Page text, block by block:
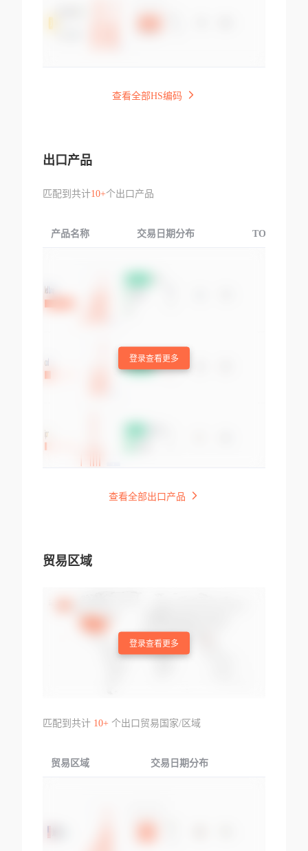
查看全部HS编码
出口产品
匹配到共计10+个出口产品
产品名称 交易日期分布 TOP3交易国
登录查看更多
查看全部出口产品
贸易区域
登录查看更多
匹配到共计 10+个出口贸易国家/区域
贸易区域 交易日期分布